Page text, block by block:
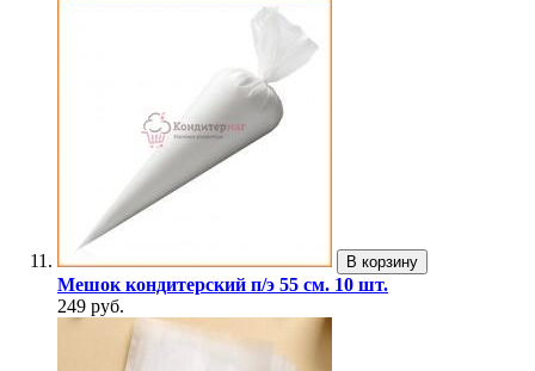
В корзину
Мешок кондитерский п/э 55 см. 10 шт.
249 руб.